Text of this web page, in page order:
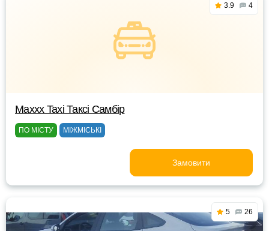
3.9 4
Маххх Taxi Таксі Самбір
ПО МІСТУ МІЖМІСЬКІ
Замовити
5 26